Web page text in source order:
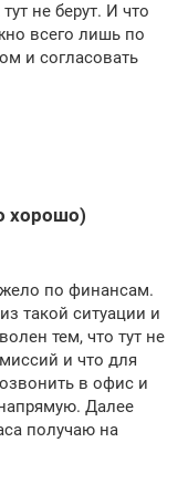
не берут. И что
всего лишь по
и согласовать
хорошо)
по финансам.
такой ситуации и
тем, что тут не
и что для
в офис и
Далее
получаю на